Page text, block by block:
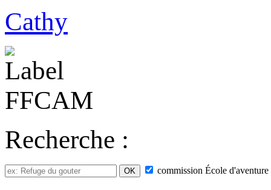
Cathy
Recherche :
commission École d'aventure